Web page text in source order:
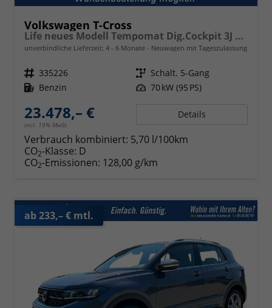
Volkswagen T-Cross
Life neues Modell Tempomat Dig.Cockpit 3J Garantie
unverbindliche Lieferzeit: 4 - 6 Monate Neuwagen mit Tageszulassung
Fahrzeugnr. 335226 Getriebe Schalt. 5-Gang
Kraftstoff Benzin Leistung 70 kW (95 PS)
23.478,– €
incl. 19% MwSt.
Details
Verbrauch kombiniert: 5,70 l/100km
CO2-Klasse: D
CO2-Emissionen: 128,00 g/km
ab 233,– € mtl.